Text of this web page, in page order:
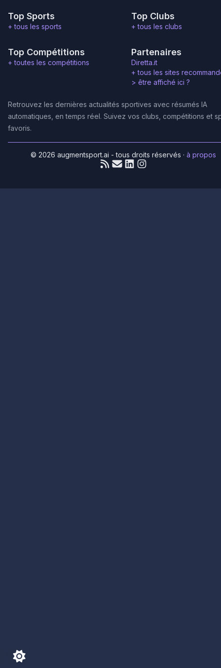
Top Sports
+ tous les sports
Top Clubs
+ tous les clubs
Top Compétitions
+ toutes les compétitions
Partenaires
Diretta.it
+ tous les sites
> être affiché ici ?
Retrouvez les dernières actualités sportives avec résumés IA
automatiques, en temps réel. Suivez vos clubs, compétitions et
favoris.
© 2026 augmentsport.ai - tous droits réservés · à propos